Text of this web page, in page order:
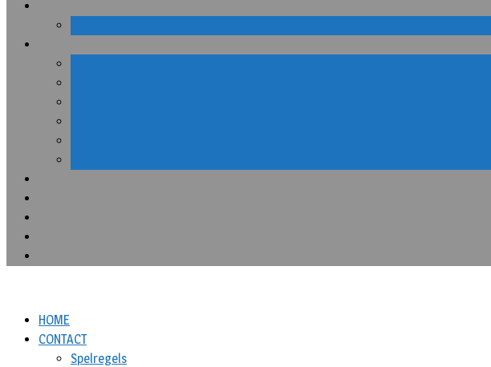
HOME
CONTACT
Spelregels